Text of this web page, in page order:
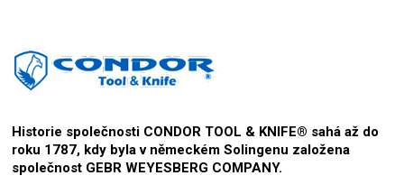
Historie společnosti CONDOR TOOL & KNIFE® sahá až do
roku 1787, kdy byla v německém Solingenu založena
společnost GEBR WEYESBERG COMPANY.